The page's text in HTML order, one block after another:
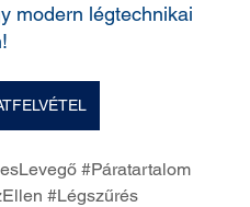
modern légtechnikai
#Páratartalom
#Légszűrés